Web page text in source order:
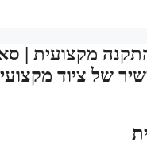
מקצועית |
של ציוד